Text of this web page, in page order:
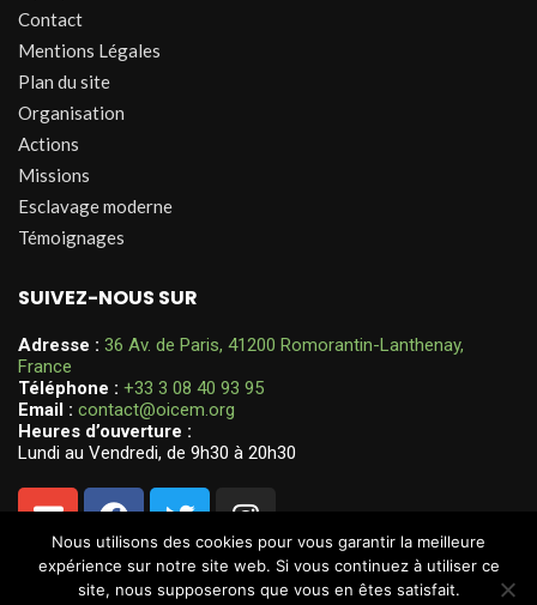
Contact
Mentions Légales
Plan du site
Organisation
Actions
Missions
Esclavage moderne
Témoignages
SUIVEZ-NOUS SUR
Adresse : 36 Av. de Paris, 41200 Romorantin-Lanthenay,
France
Téléphone : +33 3 08 40 93 95
Email : contact@oicem.org
Heures d’ouverture :
Lundi au Vendredi, de 9h30 à 20h30
Nous utilisons des cookies pour vous garantir la meilleure
expérience sur notre site web. Si vous continuez à utiliser ce
site, nous supposerons que vous en êtes satisfait.